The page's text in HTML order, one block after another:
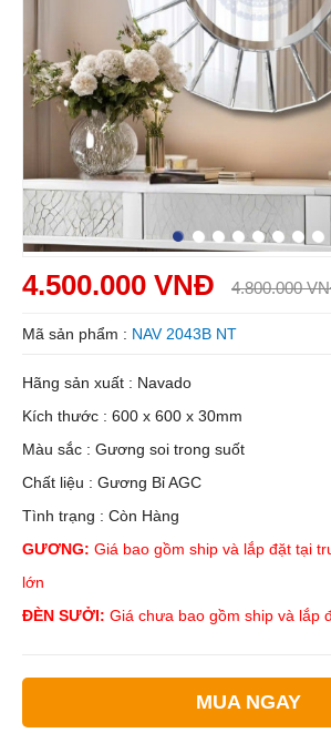
4.500.000 VNĐ 4.800.000
Mã sản phẩm : NAV 2043B NT
Hãng sản xuất : Navado
Kích thước : 600 x 600 x 30mm
Màu sắc : Gương soi trong suốt
Chất liệu : Gương Bỉ AGC
Tình trạng : Còn Hàng
GƯƠNG: Giá bao gồm ship và lắp đặt tại
lớn
ĐÈN SƯỞI: Giá chưa bao gồm ship và lắp
MUA NGAY